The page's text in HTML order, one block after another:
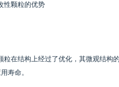
性颗粒的优势
粒在结构上经过了优化，其微观结构
寿命。